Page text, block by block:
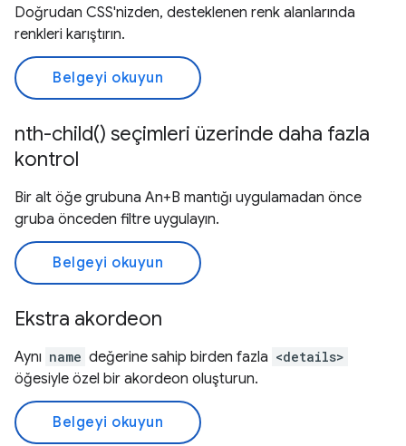
Doğrudan CSS'nizden, desteklenen renk alanlarında
renkleri karıştırın.
Belgeyi okuyun
nth-child() seçimleri üzerinde daha fazla
kontrol
Bir alt öğe grubuna An+B mantığı uygulamadan önce
gruba önceden filtre uygulayın.
Belgeyi okuyun
Ekstra akordeon
Aynı name değerine sahip birden fazla <details>
öğesiyle özel bir akordeon oluşturun.
Belgeyi okuyun